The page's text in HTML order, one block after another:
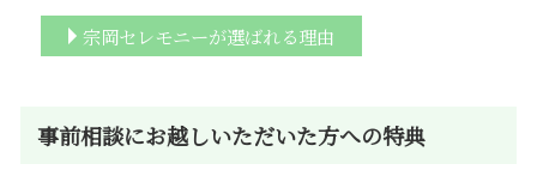
宗岡セレモニーが選ばれる理由
事前相談にお越しいただいた方への特典